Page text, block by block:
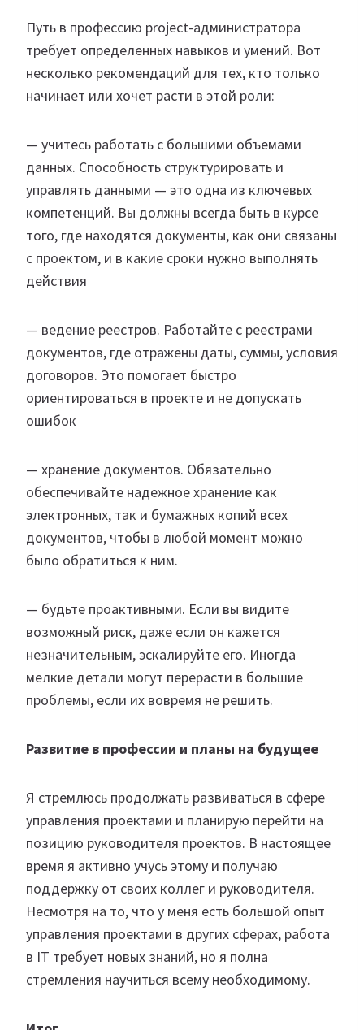
Путь в профессию project-администратора
требует определенных навыков и умений. Вот
несколько рекомендаций для тех, кто только
начинает или хочет расти в этой роли:
— учитесь работать с большими объемами
данных. Способность структурировать и
управлять данными — это одна из ключевых
компетенций. Вы должны всегда быть в курсе
того, где находятся документы, как они связаны
с проектом, и в какие сроки нужно выполнять
действия
— ведение реестров. Работайте с реестрами
документов, где отражены даты, суммы, условия
договоров. Это помогает быстро
ориентироваться в проекте и не допускать
ошибок
— хранение документов. Обязательно
обеспечивайте надежное хранение как
электронных, так и бумажных копий всех
документов, чтобы в любой момент можно
было обратиться к ним.
— будьте проактивными. Если вы видите
возможный риск, даже если он кажется
незначительным, эскалируйте его. Иногда
мелкие детали могут перерасти в большие
проблемы, если их вовремя не решить.
Развитие в профессии и планы на будущее
Я стремлюсь продолжать развиваться в сфере
управления проектами и планирую перейти на
позицию руководителя проектов. В настоящее
время я активно учусь этому и получаю
поддержку от своих коллег и руководителя.
Несмотря на то, что у меня есть большой опыт
управления проектами в других сферах, работа
в IT требует новых знаний, но я полна
стремления научиться всему необходимому.